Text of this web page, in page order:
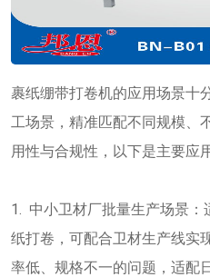
裹纸绷带打卷机的应用场景十
工场景，精准匹配不同规模、
用性与合规性，以下是主要应
1. 中小卫材厂批量生产场景：
纸打卷，可配合卫材生产线实
率低、规格不一的问题，适配